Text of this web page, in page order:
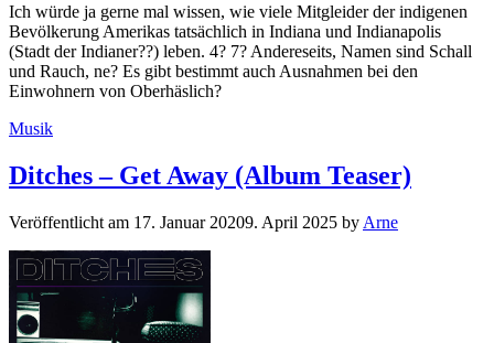
Ich würde ja gerne mal wissen, wie viele Mitgleider der indigenen
Bevölkerung Amerikas tatsächlich in Indiana und Indianapolis
(Stadt der Indianer??) leben. 4? 7? Andereseits, Namen sind Schall
und Rauch, ne? Es gibt bestimmt auch Ausnahmen bei den
Einwohnern von Oberhäslich?
Kategorien
Musik
Ditches – Get Away (Album Teaser)
Veröffentlicht am 17. Januar 20209. April 2025 by Arne